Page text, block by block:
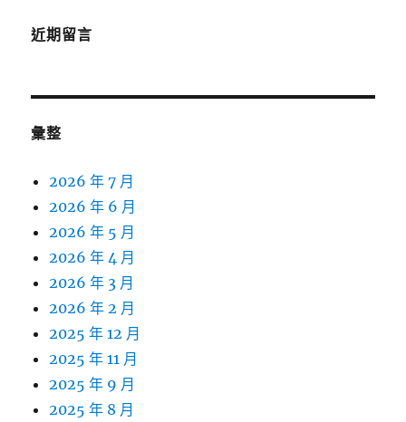
近期留言
彙整
2026 年 7 月
2026 年 6 月
2026 年 5 月
2026 年 4 月
2026 年 3 月
2026 年 2 月
2025 年 12 月
2025 年 11 月
2025 年 9 月
2025 年 8 月